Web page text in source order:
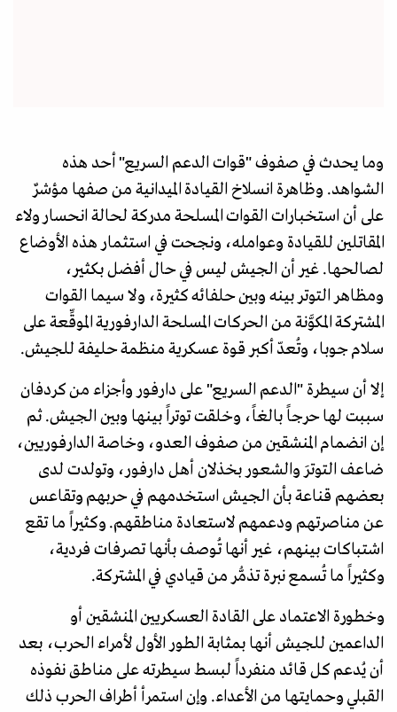
وما يحدث في صفوف "قوات الدعم السريع" أحد هذه
الشواهد. وظاهرة انسلاخ القيادة الميدانية من صفها مؤشرٌ
على أن استخبارات القوات المسلحة مدركة لحالة انحسار ولاء
المقاتلين للقيادة وعوامله، ونجحت في استثمار هذه الأوضاع
لصالحها. غير أن الجيش ليس في حال أفضل بكثير،
ومظاهر التوتر بينه وبين حلفائه كثيرة، ولا سيما القوات
المشتركة المكوَّنة من الحركات المسلحة الدارفورية الموقِّعة على
سلام جوبا، وتُعدّ أكبر قوة عسكرية منظمة حليفة للجيش.
إلا أن سيطرة "الدعم السريع" على دارفور وأجزاء من كردفان
سببت لها حرجاً بالغاً، وخلقت توتراً بينها وبين الجيش. ثم
إن انضمام المنشقين من صفوف العدو، وخاصة الدارفوريين،
ضاعف التوترَ والشعور بخذلان أهل دارفور، وتولدت لدى
بعضهم قناعة بأن الجيش استخدمهم في حربهم وتقاعس
عن مناصرتهم ودعمهم لاستعادة مناطقهم. وكثيراً ما تقع
اشتباكات بينهم، غير أنها تُوصف بأنها تصرفات فردية،
وكثيراً ما تُسمع نبرة تذمُّر من قيادي في المشتركة.
وخطورة الاعتماد على القادة العسكريين المنشقين أو
الداعمين للجيش أنها بمثابة الطور الأول لأمراء الحرب، بعد
أن يُدعم كل قائد منفرداً لبسط سيطرته على مناطق نفوذه
القبلي وحمايتها من الأعداء. وإن استمرأ أطراف الحرب ذلك